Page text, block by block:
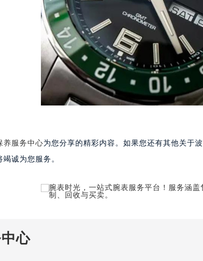
江省双鸭山市尖山区新兴大街波尔售后服务中心（需提
江省绥化市北林区新华街与康庄路交叉口波尔售后服务
江省伊春市伊美区通河路波尔售后服务中心（需提前预
省白城市洮北区明仁南街波尔售后服务中心（需提前预
省白山市浑江区浑江大街波尔售后服务中心（需提前预
省吉林市船营区河南街波尔售后服务中心（需提前预约
省辽源市龙山区人民大街波尔售后服务中心（需提前预
省梅河口市新华街道梅河大街波尔售后服务中心（需提前
省通化市东昌区环通乡江南大街波尔售后服务中心（需
省延边市延吉市解放路波尔售后服务中心（需提前预约）
省本溪市平山区胜利路波尔售后服务中心（需提前预约
省朝阳市双塔区新华路波尔售后服务中心（需提前预约）
省抚顺市新抚区东一路波尔售后服务中心（需提前预约）
省阜新市海州区解放大街波尔售后服务中心（需提前预约
养服务中心为您分享的精彩内容。如果您还有其他关于
诚为您服务。
心